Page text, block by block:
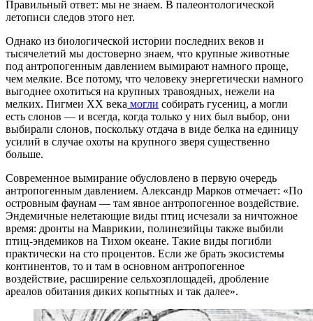
Правильный ответ: мы не знаем. В палеонтологической
летописи следов этого нет.
Однако из биологической истории последних веков и
тысячелетий мы достоверно знаем, что крупные животные
под антропогенным давлением вымирают намного проще,
чем мелкие. Все потому, что человеку энергетически намного
выгоднее охотиться на крупных травоядных, нежели на
мелких. Пигмеи XX века могли собирать гусениц, а могли
есть слонов — и всегда, когда только у них был выбор, они
выбирали слонов, поскольку отдача в виде белка на единицу
усилий в случае охоты на крупного зверя существенно
больше.
Современное вымирание обусловлено в первую очередь
антропогенным давлением. Александр Марков отмечает: «По
островным фаунам — там явное антропогенное воздействие.
Эндемичные нелетающие виды птиц исчезали за ничтожное
время: дронты на Маврикии, полинезийцы также выбили
птиц-эндемиков на Тихом океане. Такие виды погибли
практически на сто процентов. Если же брать экосистемы
континентов, то и там в основном антропогенное
воздействие, расширение сельхозплощадей, дробление
ареалов обитания диких копытных и так далее».